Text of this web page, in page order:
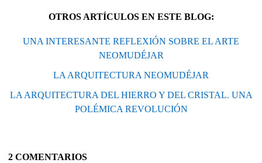
OTROS ARTÍCULOS EN ESTE BLOG:
UNA INTERESANTE REFLEXIÓN SOBRE EL ARTE
NEOMUDÉJAR
LA ARQUITECTURA NEOMUDÉJAR
LA ARQUITECTURA DEL HIERRO Y DEL CRISTAL. UNA
POLÉMICA REVOLUCIÓN
2 COMENTARIOS